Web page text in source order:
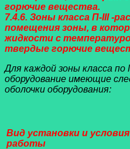
горючие вещества.
7.4.6. Зоны класса П-III -
помещения зоны, в
жидкости с
твердые горючие
Для каждой зоны класса
оборудование имеющие
оболочки оборудования:
Вид установки и условия
работы